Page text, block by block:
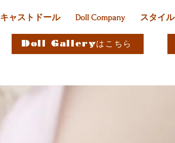
キャストドール Doll Company スタイル
Doll Galleryはこちら